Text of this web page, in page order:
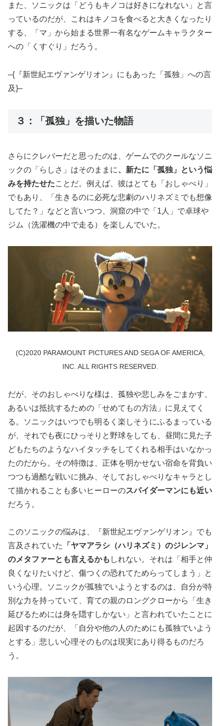
また、ソニックは「どうもキノコは好きになれない」と言
っているのだが、これはキノコを食べると大きくなったり
する、「マ」から始まる世界一有名なゲームキャラクター
への「くすぐり」だろう。
–{『新世紀エヴァンゲリオン』にもあった「孤独」への言
及}–
３：「孤独」を描いた物語
さらにクレバーだと思ったのは、ゲームでのクールなソニ
ックの「らしさ」はそのままに、新たに「孤独」という悩
みを持たせたことだ。例えば、彼はとても「おしゃべり」
でもあり、「生きるのに必死な悲劇のハリネズミでも想像
してた？」などと言いつつ、洞窟の中で「1人」で卓球や
ジム（洗濯機の中で走る）を楽しんでいた。
(C)2020 PARAMOUNT PICTURES AND SEGA OF AMERICA,
INC. ALL RIGHTS RESERVED.
だが、そのおしゃべりな様は、孤独や悲しみをごまかす、
あるいは抵抗するための「せめてもの方法」に見えてく
る。ソニックはいつでも明るく楽しそうにふるまっている
が、それでも夜にひっそりと野球をしても、昼間に見た子
どもたちのようなハイタッチをしてくれる相手はいなかっ
たのだから。その特徴は、正体を明かせない宿命を背負い
つつも過酷な戦いに挑み、そしておしゃべりなキャラとし
て描かれることも多いヒーローのスパイダーマンにも近い
だろう。
このソニックの悩みは、『新世紀エヴァンゲリオン』でも
言及されていた
「ヤマアラシ（ハリネズミ）のジレンマ」
のメタファーとも言えるかも しれない。それは「相手と仲
良くなりたいけど、傷つくの恐れてためらってしまう」と
いう心理。ソニックが孤独でいようとするのは、自分が特
別な力を持っていて、育ての親のロングクローから「生き
延びるためには身を隠すしかない」と言われていたことに
起因するのだが、「自分や他の人のためにも孤独でいよう
とする」悲しい心理そのものは現実にあり得るものだろ
う。